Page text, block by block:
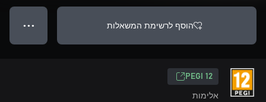
הוסף לרשימת המשאלות ● ● ●
‎PEGI 12‎
אלימות